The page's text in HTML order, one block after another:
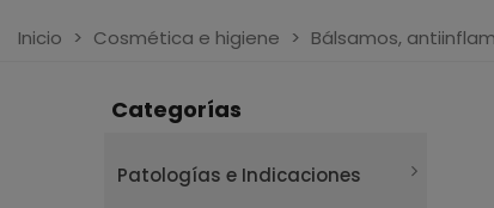
Inicio > Cosmética e higiene > Bálsamos,
Categorías
Patologías e Indicaciones